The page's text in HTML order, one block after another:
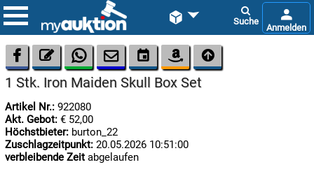
 
      
1 Stk. Iron Maiden Skull Box Set
Artikel Nr.: 922080
Akt. Gebot: € 52,00
Höchstbieter: burton_22
Zuschlagzeitpunkt: 20.05.2026 10:51:00
verbleibende Zeit abgelaufen